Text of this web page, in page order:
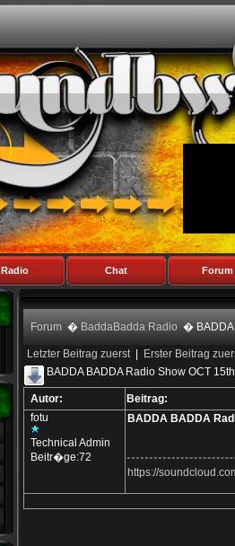
Radio Chat Forum
Forum � BaddaBadda Radio � BADDA
Letzter Beitrag zuerst|
Erster Beitrag
BADDA BADDA Radio Show OCT
Autor:
Beitrag:
fotu
Technical Admin
Beitr�ge:72
BADDA BADDA
https://